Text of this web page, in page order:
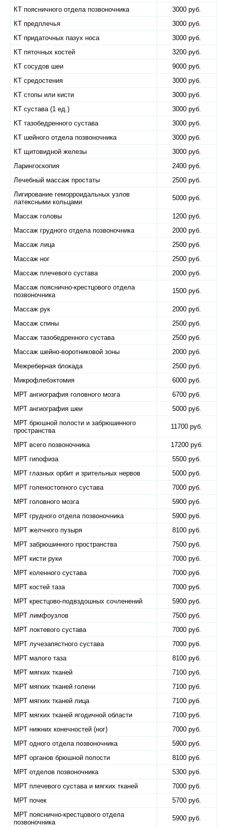
КТ поясничного отдела позвоночника
3000 руб.
КТ предплечья
3000 руб.
КТ придаточных пазух носа
3000 руб.
КТ пяточных костей
3200 руб.
КТ сосудов шеи
9000 руб.
КТ средостения
3000 руб.
КТ стопы или кисти
3000 руб.
КТ сустава (1 ед.)
3000 руб.
КТ тазобедренного сустава
3000 руб.
КТ шейного отдела позвоночника
3000 руб.
КТ щитовидной железы
3000 руб.
Ларингоскопия
2400 руб.
Лечебный массаж простаты
2500 руб.
Лигирование геморроидальных узлов
латексными кольцами
5000 руб.
Массаж головы
1200 руб.
Массаж грудного отдела позвоночника
2000 руб.
Массаж лица
2500 руб.
Массаж ног
2500 руб.
Массаж плечевого сустава
2000 руб.
Массаж пояснично-крестцового отдела
позвоночника
1500 руб.
Массаж рук
2000 руб.
Массаж спины
2500 руб.
Массаж тазобедренного сустава
2500 руб.
Массаж шейно-воротниковой зоны
2000 руб.
Межреберная блокада
2500 руб.
Микрофлебэктомия
6000 руб.
МРТ ангиография головного мозга
6700 руб.
МРТ ангиография шеи
5000 руб.
МРТ брюшной полости и забрюшинного
пространства
11700 руб.
МРТ всего позвоночника
17200 руб.
МРТ гипофиза
5500 руб.
МРТ глазных орбит и зрительных нервов
5000 руб.
МРТ голеностопного сустава
7000 руб.
МРТ головного мозга
5900 руб.
МРТ грудного отдела позвоночника
5900 руб.
МРТ желчного пузыря
8100 руб.
МРТ забрюшинного пространства
7500 руб.
МРТ кисти руки
7000 руб.
МРТ коленного сустава
7000 руб.
МРТ костей таза
7000 руб.
МРТ крестцово-подвздошных сочленений
5900 руб.
МРТ лимфоузлов
7500 руб.
МРТ локтевого сустава
7000 руб.
МРТ лучезапястного сустава
7000 руб.
МРТ малого таза
8100 руб.
МРТ мягких тканей
7100 руб.
МРТ мягких тканей голени
7100 руб.
МРТ мягких тканей лица
7100 руб.
МРТ мягких тканей ягодичной области
7100 руб.
МРТ нижних конечностей (ног)
7000 руб.
МРТ одного отдела позвоночника
5900 руб.
МРТ органов брюшной полости
8100 руб.
МРТ отделов позвоночника
5300 руб.
МРТ плечевого сустава и мягких тканей
7000 руб.
МРТ почек
5700 руб.
МРТ пояснично-крестцового отдела
позвоночника
5900 руб.